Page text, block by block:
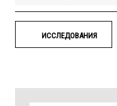
ИССЛЕДОВАНИЯ